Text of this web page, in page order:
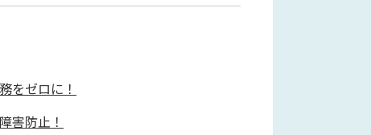
をゼロに！
害防止！